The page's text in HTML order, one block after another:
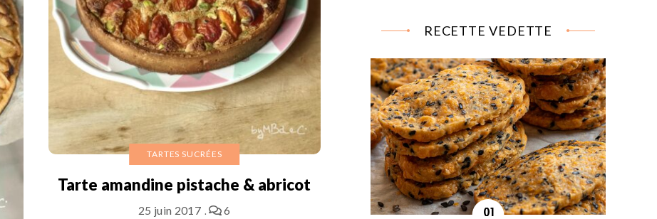
TARTES SUCRÉES
Tarte amandine pistache & abricot
25 juin 2017 6
RECETTE VEDETTE